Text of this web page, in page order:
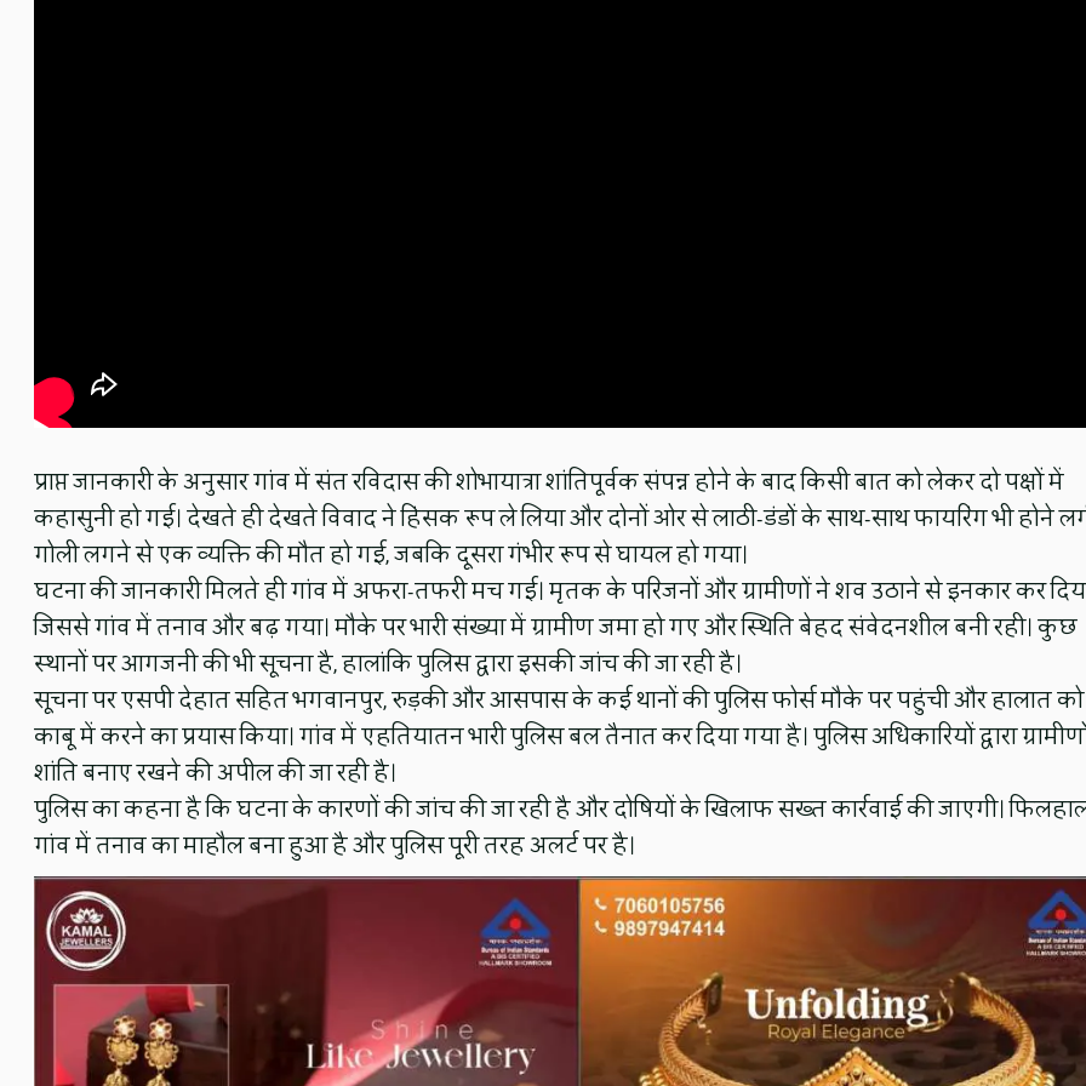
प्राप्त जानकारी के अनुसार गांव में संत रविदास की शोभायात्रा शांतिपूर्वक संपन्न होने के बाद किसी बात को लेकर दो पक्षों में
कहासुनी हो गई। देखते ही देखते विवाद ने हिंसक रूप ले लिया और दोनों ओर से लाठी-डंडों के साथ-साथ फायरिंग भी होने
गोली लगने से एक व्यक्ति की मौत हो गई, जबकि दूसरा गंभीर रूप से घायल हो गया।
घटना की जानकारी मिलते ही गांव में अफरा-तफरी मच गई। मृतक के परिजनों और ग्रामीणों ने शव उठाने से इनकार कर
जिससे गांव में तनाव और बढ़ गया। मौके पर भारी संख्या में ग्रामीण जमा हो गए और स्थिति बेहद संवेदनशील बनी रही। कुछ
स्थानों पर आगजनी की भी सूचना है, हालांकि पुलिस द्वारा इसकी जांच की जा रही है।
सूचना पर एसपी देहात सहित भगवानपुर, रुड़की और आसपास के कई थानों की पुलिस फोर्स मौके पर पहुंची और हालात को
काबू में करने का प्रयास किया। गांव में एहतियातन भारी पुलिस बल तैनात कर दिया गया है। पुलिस अधिकारियों द्वारा
शांति बनाए रखने की अपील की जा रही है।
पुलिस का कहना है कि घटना के कारणों की जांच की जा रही है और दोषियों के खिलाफ सख्त कार्रवाई की जाएगी।
गांव में तनाव का माहौल बना हुआ है और पुलिस पूरी तरह अलर्ट पर है।